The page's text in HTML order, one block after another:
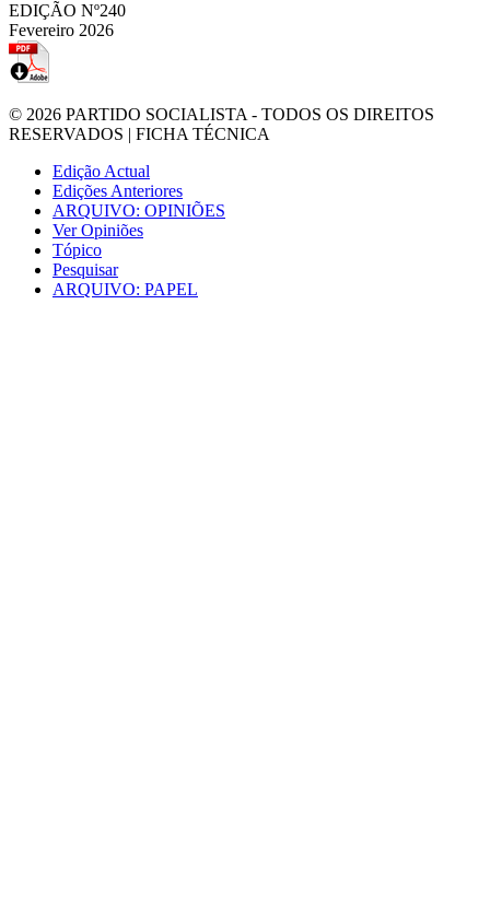
EDIÇÃO Nº240
Fevereiro 2026
© 2026 PARTIDO SOCIALISTA - TODOS OS DIREITOS
RESERVADOS | FICHA TÉCNICA
Edição Actual
Edições Anteriores
ARQUIVO: OPINIÕES
Ver Opiniões
Tópico
Pesquisar
ARQUIVO: PAPEL